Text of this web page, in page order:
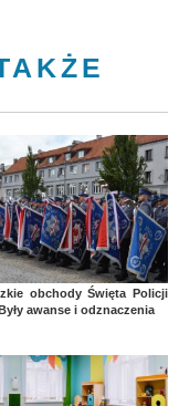
obchody Święta Policji
awanse i odznaczenia